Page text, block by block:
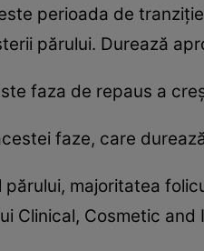
perioada de
părului. Durează
faza de repaus a
faze, care
părului, majoritatea
‌Clinical, Cosmetic